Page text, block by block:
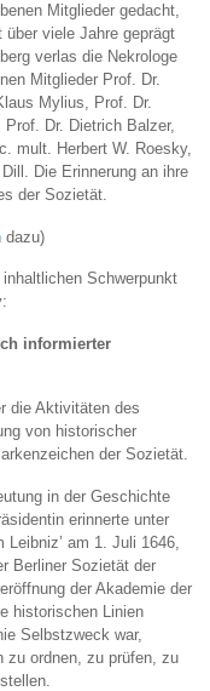
Mitglieder gedacht,
viele Jahre geprägt
verlas die Nekrologe
Mitglieder Prof. Dr.
Mylius, Prof. Dr.
Dr. Dietrich Balzer,
mult. Herbert W. Roesky,
Die Erinnerung an ihre
der Sozietät.
dazu)
Schwerpunkt
informierter
die Aktivitäten des
von historischer
der Sozietät.
in der Geschichte
erinnerte unter
Leibniz’ am 1. Juli 1646,
Berliner Sozietät der
der Akademie der
historischen Linien
Selbstzweck war,
zu ordnen, zu prüfen, zu